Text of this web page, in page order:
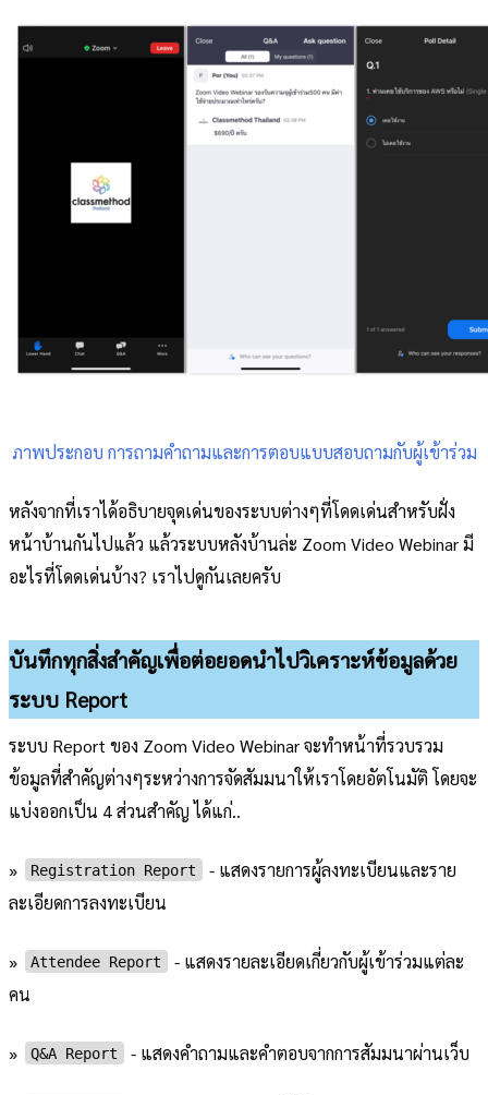
ภาพประกอบ การถามคำถามและการตอบแบบสอบถามกับผู้เข้าร่วม
หลังจากที่เราได้อธิบายจุดเด่นของระบบต่างๆที่โดดเด่นสำหรับฝั่ง
หน้าบ้านกันไปแล้ว แล้วระบบหลังบ้านล่ะ Zoom Video Webinar มี
อะไรที่โดดเด่นบ้าง? เราไปดูกันเลยครับ
บันทึกทุกสิ่งสำคัญเพื่อต่อยอดนำไปวิเคราะห์ข้อมูลด้วย
ระบบ Report
ระบบ Report ของ Zoom Video Webinar จะทำหน้าที่รวบรวม
ข้อมูลที่สำคัญต่างๆระหว่างการจัดสัมมนาให้เราโดยอัตโนมัติ โดยจะ
แบ่งออกเป็น 4 ส่วนสำคัญ ได้แก่..
» Registration Report
- แสดงรายการผู้ลงทะเบียนและราย
ละเอียดการลงทะเบียน
» Attendee Report
- แสดงรายละเอียดเกี่ยวกับผู้เข้าร่วมแต่ละ
คน
» Q&A Report - แสดงคำถามและคำตอบจากการสัมมนาผ่านเว็บ